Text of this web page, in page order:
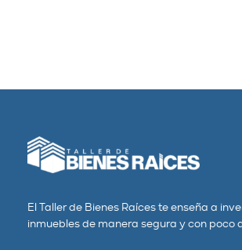
El Taller de Bienes Raíces te enseña a
inmuebles de manera segura y con poco